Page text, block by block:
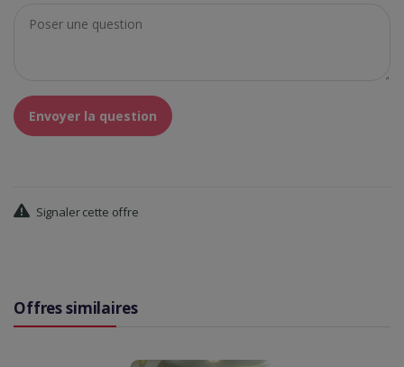
Envoyer la question
Signaler cette offre
Offres similaires